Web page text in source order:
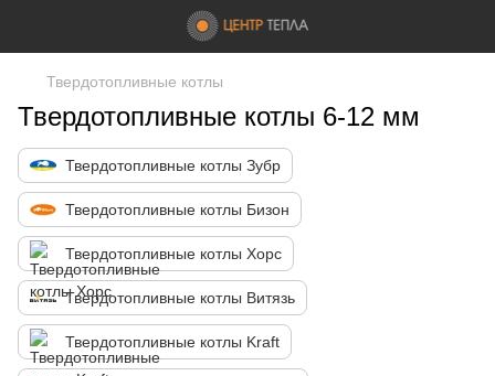
Твердотопливные котлы
Твердотопливные котлы 6-12 мм
Твердотопливные котлы Зубр
Твердотопливные котлы Бизон
Твердотопливные котлы Хорс
Твердотопливные котлы Витязь
Твердотопливные котлы Kraft